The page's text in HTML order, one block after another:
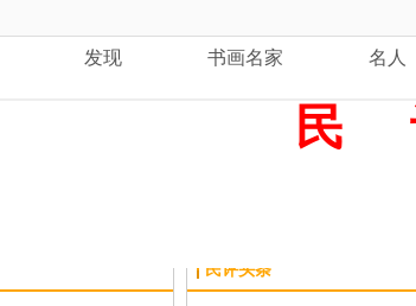
民
发现 书画名家 名人
民评头条